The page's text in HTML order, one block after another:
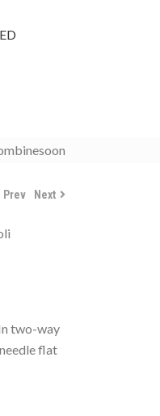
Prev Next
two-way
flat